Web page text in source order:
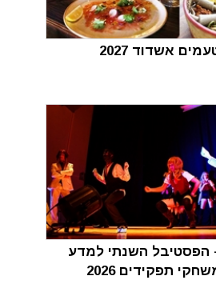
אשדוד 2027
הפסטיבל השנתי למדע
תפקידים 2026